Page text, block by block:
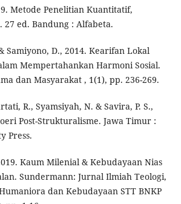
Metode Penelitian Kuantitatif,
27 ed. Bandung : Alfabeta.
Samiyono, D., 2014. Kearifan Lokal
Mempertahankan Harmoni Sosial.
dan Masyarakat , 1(1), pp. 236-269.
R., Syamsiyah, N. & Savira, P. S.,
Post-Strukturalisme. Jawa Timur :
Press.
Kaum Milenial & Kebudayaan Nias
Sundermann: Jurnal Ilmiah Teologi,
dan Kebudayaan STT BNKP